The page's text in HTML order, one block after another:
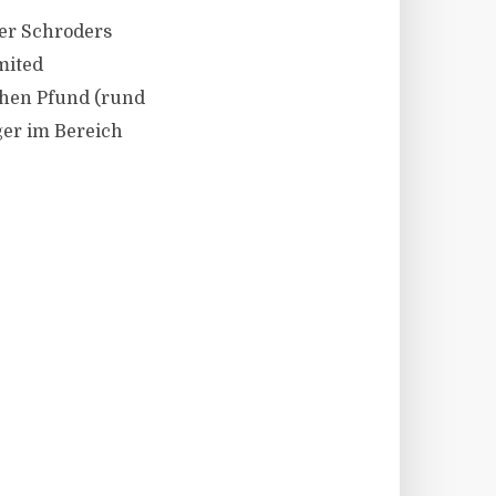
Schroders
Pfund (rund
im Bereich